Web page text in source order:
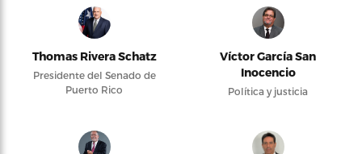
Thomas Rivera Schatz
Presidente del Senado de
Puerto Rico
Víctor García San
Inocencio
Política y justicia